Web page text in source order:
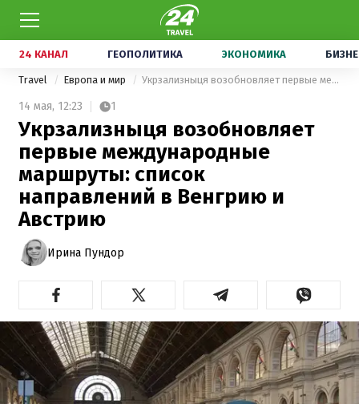
24 КАНАЛ ГЕОПОЛИТИКА ЭКОНОМИКА
Travel Европа и мир Укрзализныця возобновляет первые международные маршруты: список направлений в Венгрию и Австрию
14 мая, 12:23 1
Укрзализныця возобновляет
первые международные
маршруты: список
направлений в Венгрию и
Австрию
Ирина Пундор